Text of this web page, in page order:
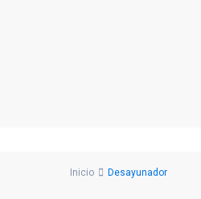
Inicio Desayunador